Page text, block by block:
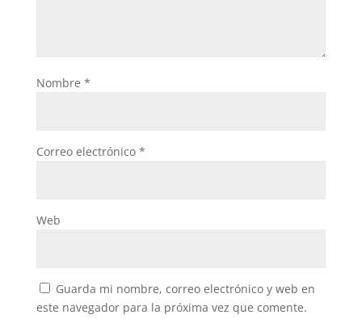
Nombre *
Correo electrónico *
Web
Guarda mi nombre, correo electrónico y web en
este navegador para la próxima vez que comente.